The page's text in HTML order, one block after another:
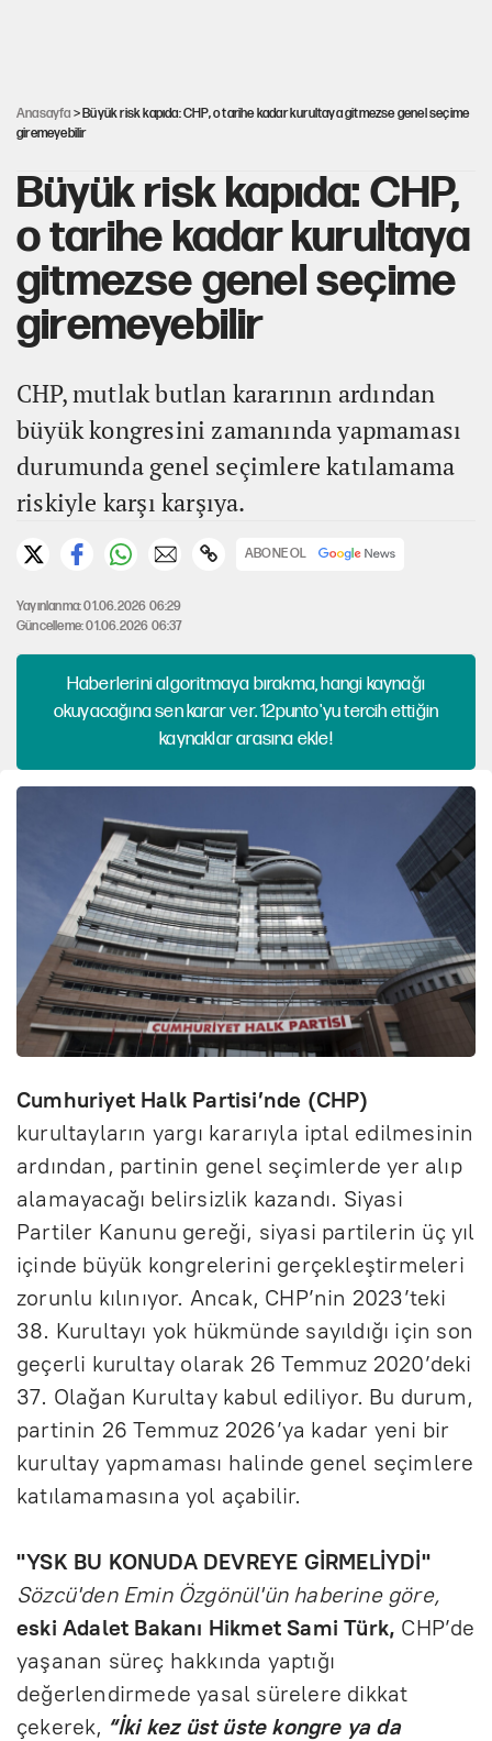
Anasayfa > Büyük risk kapıda: CHP, o tarihe kadar kurultaya gitmezse genel seçime
giremeyebilir
Büyük risk kapıda: CHP,
o tarihe kadar kurultaya
gitmezse genel seçime
giremeyebilir
CHP, mutlak butlan kararının ardından
büyük kongresini zamanında yapmaması
durumunda genel seçimlere katılamama
riskiyle karşı karşıya.
ABONE OL
Yayınlanma: 01.06.2026 06:29
Güncelleme: 01.06.2026 06:37
Haberlerini algoritmaya bırakma, hangi kaynağı
okuyacağına sen karar ver. 12punto'yu tercih ettiğin
kaynaklar arasına ekle!
Cumhuriyet Halk Partisi’nde (CHP)
kurultayların yargı kararıyla iptal edilmesinin
ardından, partinin genel seçimlerde yer alıp
alamayacağı belirsizlik kazandı. Siyasi
Partiler Kanunu gereği, siyasi partilerin üç yıl
içinde büyük kongrelerini gerçekleştirmeleri
zorunlu kılınıyor. Ancak, CHP’nin 2023’teki
38. Kurultayı yok hükmünde sayıldığı için son
geçerli kurultay olarak 26 Temmuz 2020’deki
37. Olağan Kurultay kabul ediliyor. Bu durum,
partinin 26 Temmuz 2026’ya kadar yeni bir
kurultay yapmaması halinde genel seçimlere
katılamamasına yol açabilir.
"YSK BU KONUDA DEVREYE GİRMELİYDİ"
Sözcü'den Emin Özgönül'ün haberine göre,
eski Adalet Bakanı Hikmet Sami Türk, CHP’de
yaşanan süreç hakkında yaptığı
değerlendirmede yasal sürelere dikkat
çekerek, “İki kez üst üste kongre ya da